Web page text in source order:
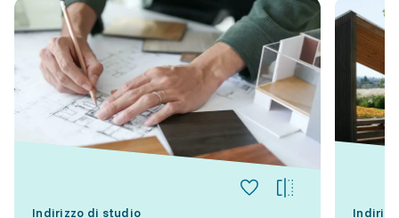
Indirizzo di studio